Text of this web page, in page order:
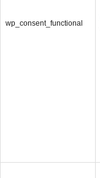
wp_consent_functional